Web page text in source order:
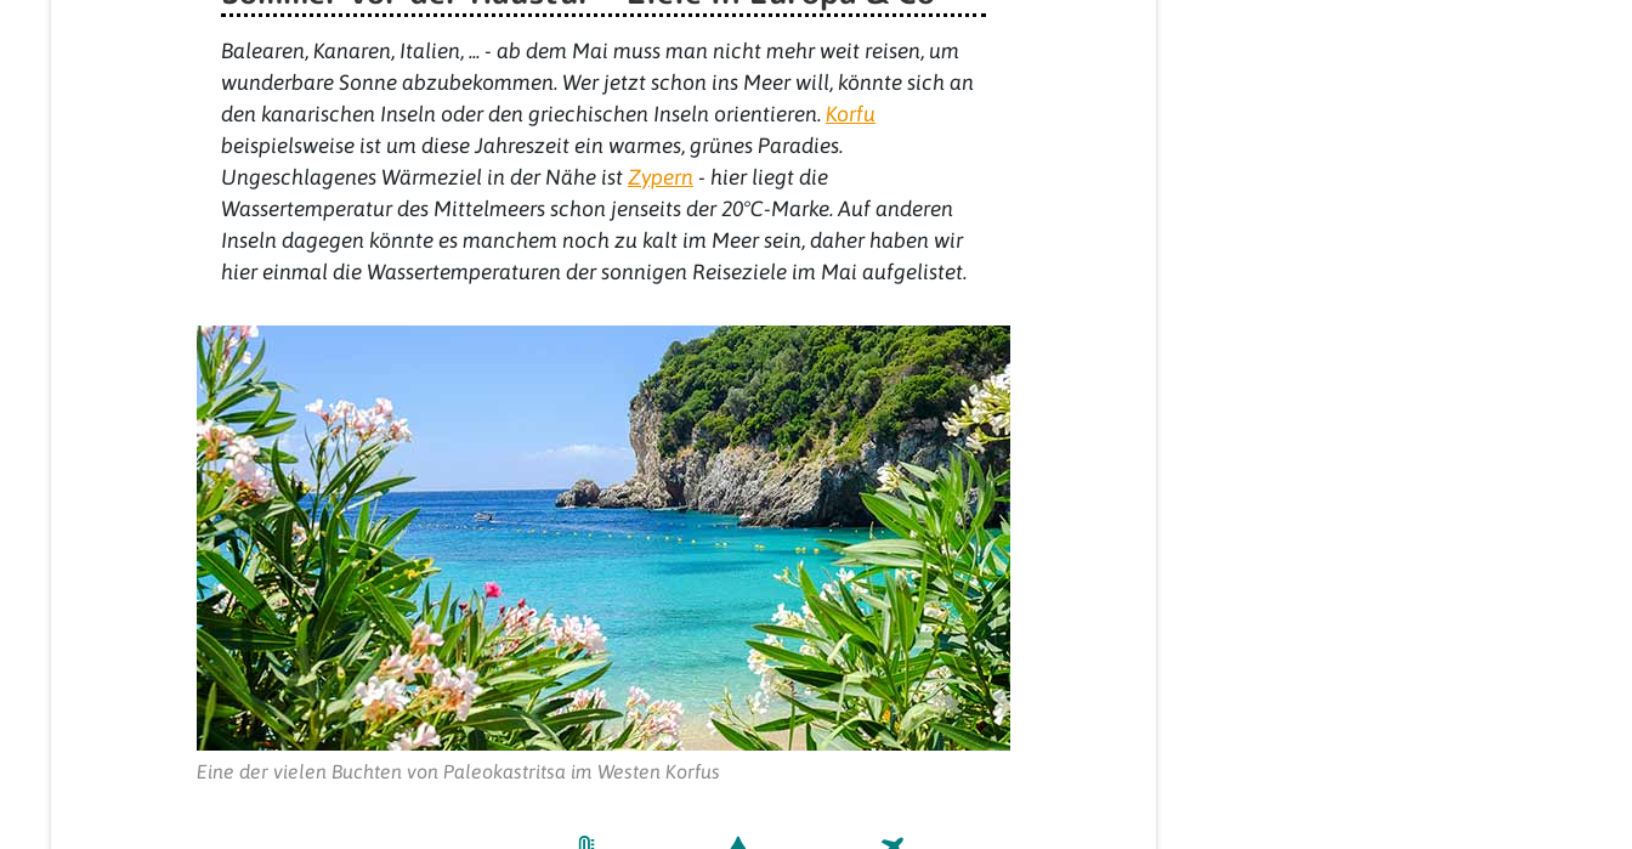
Balearen, Kanaren, Italien, ... - ab dem Mai muss man nicht mehr weit reisen, um
wunderbare Sonne abzubekommen. Wer jetzt schon ins Meer will, könnte sich an
den kanarischen Inseln oder den griechischen Inseln orientieren. Korfu
beispielsweise ist um diese Jahreszeit ein warmes, grünes Paradies.
Ungeschlagenes Wärmeziel in der Nähe ist Zypern - hier liegt die
Wassertemperatur des Mittelmeers schon jenseits der 20°C-Marke. Auf anderen
Inseln dagegen könnte es manchem noch zu kalt im Meer sein, daher haben wir
hier einmal die Wassertemperaturen der sonnigen Reiseziele im Mai aufgelistet.
Eine der vielen Buchten von Paleokastritsa im Westen Korfus